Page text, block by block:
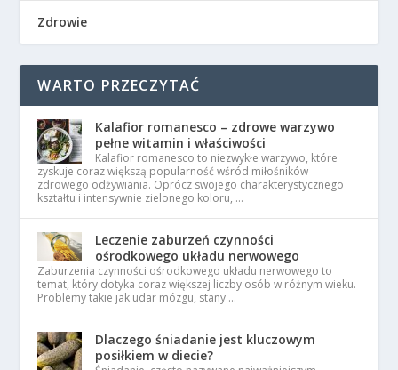
Zdrowie
WARTO PRZECZYTAĆ
Kalafior romanesco – zdrowe warzywo
pełne witamin i właściwości
Kalafior romanesco to niezwykłe warzywo, które
zyskuje coraz większą popularność wśród miłośników
zdrowego odżywiania. Oprócz swojego charakterystycznego
kształtu i intensywnie zielonego koloru, …
Leczenie zaburzeń czynności
ośrodkowego układu nerwowego
Zaburzenia czynności ośrodkowego układu nerwowego to
temat, który dotyka coraz większej liczby osób w różnym wieku.
Problemy takie jak udar mózgu, stany …
Dlaczego śniadanie jest kluczowym
posiłkiem w diecie?